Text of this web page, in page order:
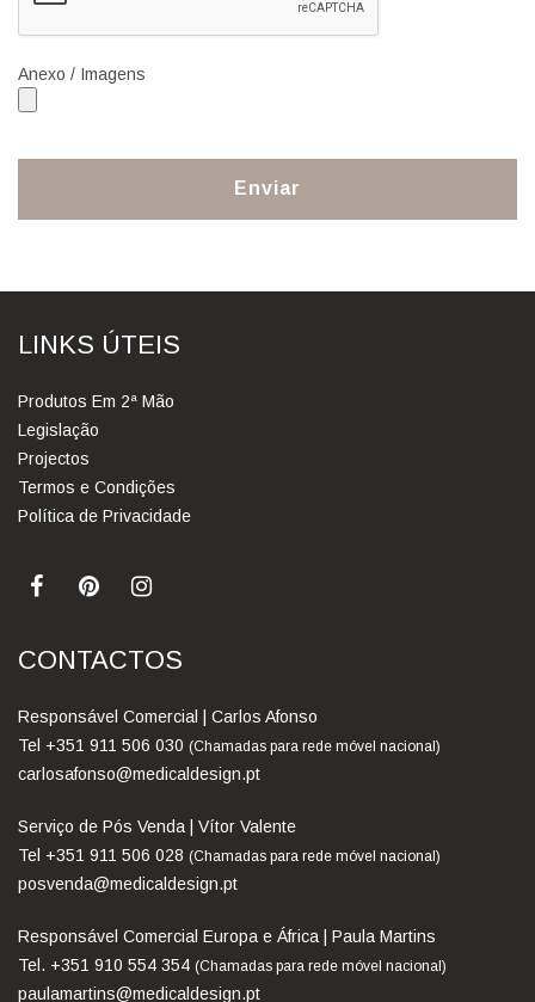
Anexo / Imagens
Enviar
LINKS ÚTEIS
Produtos Em 2ª Mão
Legislação
Projectos
Termos e Condições
Política de Privacidade
CONTACTOS
Responsável Comercial | Carlos Afonso
Tel +351 911 506 030 (Chamadas para rede móvel nacional)
carlosafonso@medicaldesign.pt
Serviço de Pós Venda | Vítor Valente
Tel +351 911 506 028 (Chamadas para rede móvel nacional)
posvenda@medicaldesign.pt
Responsável Comercial Europa e África | Paula Martins
Tel. +351 910 554 354 (Chamadas para rede móvel nacional)
paulamartins@medicaldesign.pt